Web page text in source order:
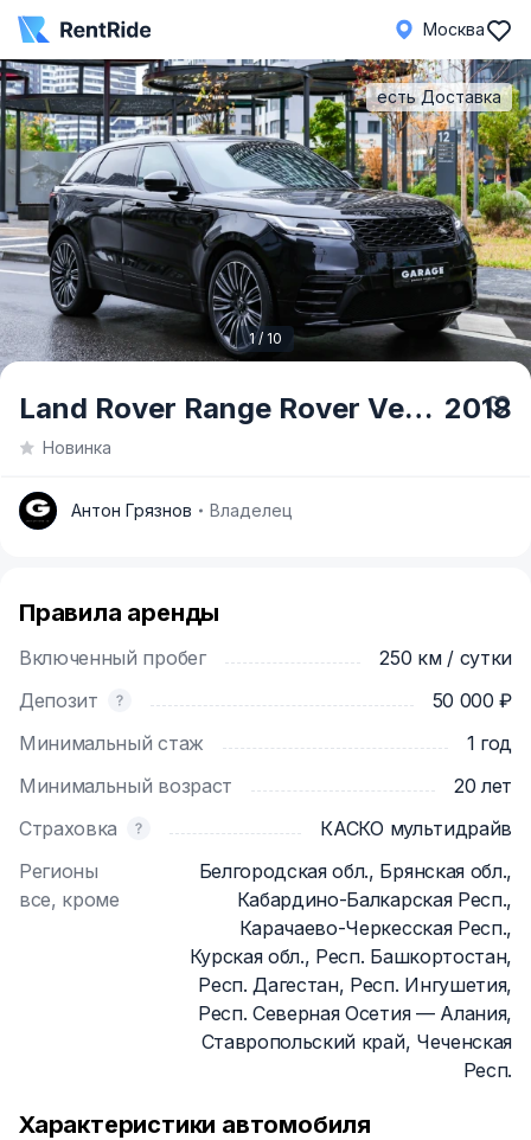
Москва
Item
1 / 10
есть Доставка
Land Rover Range Rover Velar, 2018
Новинка
А Антон Грязнов Владелец
Правила аренды
Включенный пробег
250 км / сутки
Депозит
50 000 ₽
Минимальный стаж
1 год
Минимальный возраст
20 лет
Страховка
КАСКО мультидрайв
Регионы
все, кроме
Белгородская обл., Брянская обл.,
Кабардино-Балкарская Респ.,
Карачаево-Черкесская Респ.,
Курская обл., Респ. Башкортостан,
Респ. Дагестан, Респ. Ингушетия,
Респ. Северная Осетия — Алания,
Ставропольский край, Чеченская
Респ.
Характеристики автомобиля